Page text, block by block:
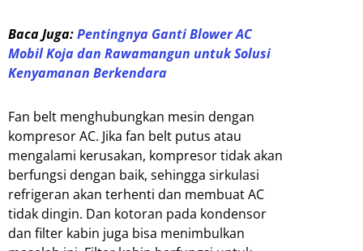
Baca Juga:Pentingnya Ganti Blower AC
Mobil Koja dan Rawamangun untuk Solusi
Kenyamanan Berkendara
Fan belt menghubungkan mesin dengan
kompresor AC. Jika fan belt putus atau
mengalami kerusakan, kompresor tidak akan
berfungsi dengan baik, sehingga sirkulasi
refrigeran akan terhenti dan membuat AC
tidak dingin. Dan kotoran pada kondensor
dan filter kabin juga bisa menimbulkan